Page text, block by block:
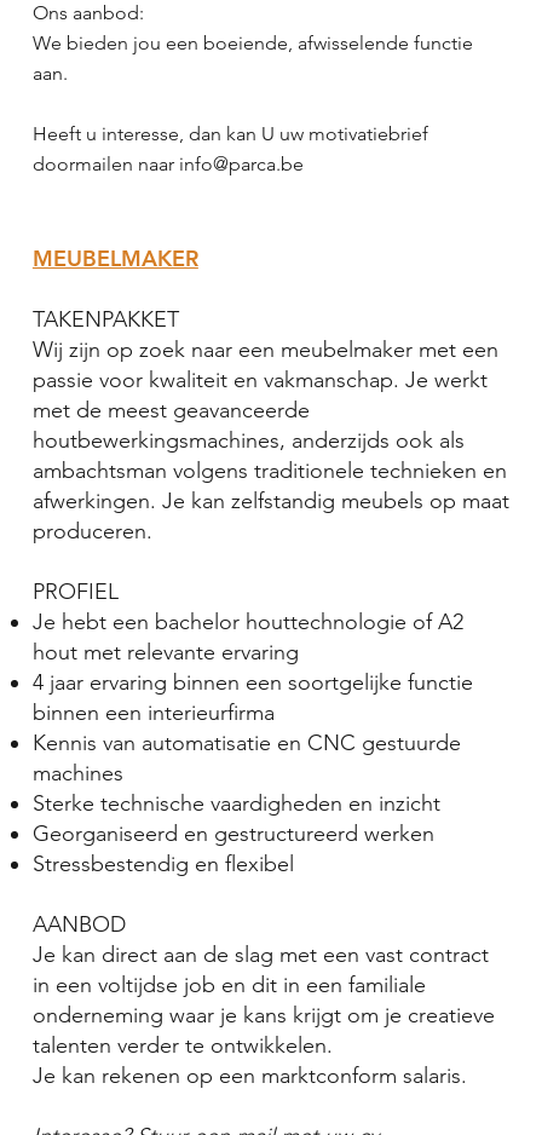
Ons aanbod:
We bieden jou een boeiende, afwisselende functie
aan.
Heeft u interesse, dan kan U uw motivatiebrief
doormailen naar info@parca.be
MEUBELMAKER
TAKENPAKKET
Wij zijn op zoek naar een meubelmaker met een
passie voor kwaliteit en vakmanschap. Je werkt
met de meest geavanceerde
houtbewerkingsmachines, anderzijds ook als
ambachtsman volgens traditionele technieken en
afwerkingen. Je kan zelfstandig meubels op maat
produceren.
PROFIEL
Je hebt een bachelor houttechnologie of A2
hout met relevante ervaring
4 jaar ervaring binnen een soortgelijke functie
binnen een interieurfirma
Kennis van automatisatie en CNC gestuurde
machines
Sterke technische vaardigheden en inzicht
Georganiseerd en gestructureerd werken
Stressbestendig en flexibel
AANBOD
Je kan direct aan de slag met een vast contract
in een voltijdse job en dit in een familiale
onderneming waar je kans krijgt om je creatieve
talenten verder te ontwikkelen.
Je kan rekenen op een marktconform salaris.